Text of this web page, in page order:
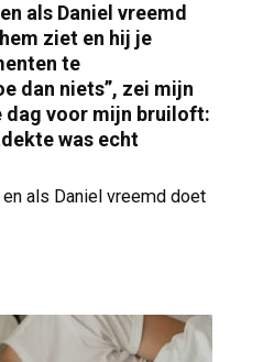
als Daniel vreemd
ziet en hij je
te
dan niets”, zei mijn
dag voor mijn bruiloft:
was echt
als Daniel vreemd doet